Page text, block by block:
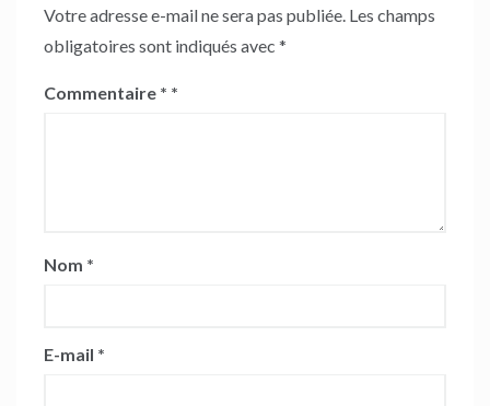
Votre adresse e-mail ne sera pas publiée. Les champs
obligatoires sont indiqués avec *
Commentaire *
Nom *
E-mail *